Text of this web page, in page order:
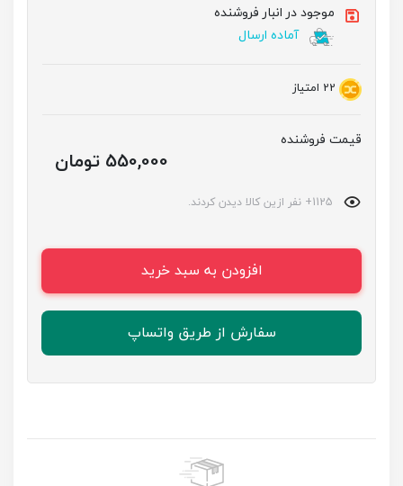
موجود در انبار فروشنده
آماده ارسال
22 امتیاز
قیمت فروشنده
550,000 تومان
افزودن به سبد خرید
سفارش از طریق واتساپ